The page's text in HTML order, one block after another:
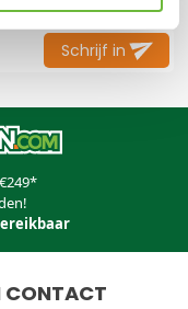
Schrijf in
CONTACT